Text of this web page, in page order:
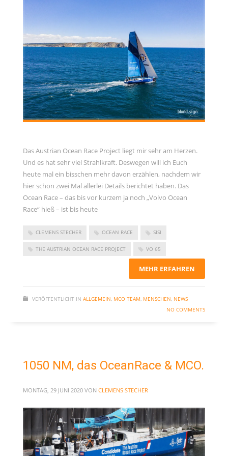
Jans Weg zum Yachtmaster
MCO Team
Menschen
News
OceanLife
RYA Training
Spezialkurse
Törnbericht Training
November 2023
September 2023
März 2023
Februar 2022
Juni 2021
Mai 2021
April 2021
Das Austrian Ocean Race Project liegt mir sehr am Herzen.
Und es hat sehr viel Strahlkraft. Deswegen will ich Euch
heute mal ein bisschen mehr davon erzählen, nachdem wir
hier schon zwei Mal allerlei Details berichtet haben. Das
Ocean Race – das bis vor kurzem ja noch „Volvo Ocean
Race“ hieß – ist bis heute
CLEMENS STECHER OCEAN RACE SISI
THE AUSTRIAN OCEAN RACE PROJECT VO 65
MEHR ERFAHREN
VERÖFFENTLICHT IN ALLGEMEIN, MCO TEAM, MENSCHEN, NEWS
NO COMMENTS
1050 NM, das OceanRace & MCO.
MONTAG, 29 JUNI 2020 VON CLEMENS STECHER